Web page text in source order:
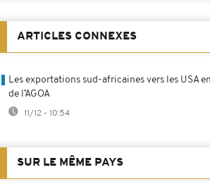
ARTICLES CONNEXES
Les exportations sud-africaines vers les USA
de l’AGOA
11/12 - 10:54
SUR LE MÊME PAYS